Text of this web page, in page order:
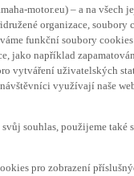
motor.eu) – a na
organizace,
funkční soubory
jako například
vytváření uživatelských
využívají naše
souhlas, použijeme
pro zobrazení